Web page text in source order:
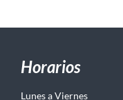
Horarios
Lunes a Viernes